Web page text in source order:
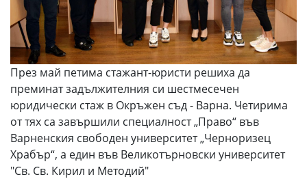
През май петима стажант-юристи решиха да
преминат задължителния си шестмесечен
юридически стаж в Окръжен съд - Варна. Четирима
от тях са завършили специалност „Право“ във
Варненския свободен университет „Черноризец
Храбър“, а един във Великотърновски университет
"Св. Св. Кирил и Методий"